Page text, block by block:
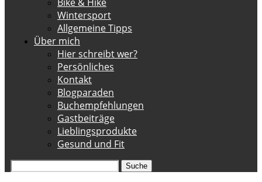
Wintersport
Allgemeine Tipps
Über mich
Hier schreibt wer?
Persönliches
Kontakt
Blogparaden
Buchempfehlungen
Gastbeiträge
Lieblingsprodukte
Gesund und Fit
Suche